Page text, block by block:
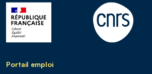
Portail emploi